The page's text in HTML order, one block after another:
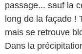
passage... sauf la
long de la façade !
mais se retrouve
Dans la